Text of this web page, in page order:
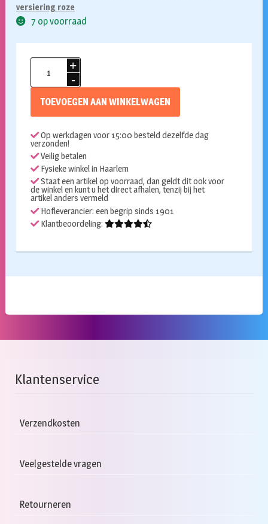
versiering roze
7 op voorraad
Ballonnen
aantal
TOEVOEGEN AAN WINKELWAGEN
Op werkdagen voor 15:00 besteld dezelfde dag
verzonden!
Veilig betalen
Fysieke winkel in Haarlem
Staat een artikel op voorraad, dan geldt dit ook voor
de winkel en kunt u het direct afhalen, tenzij bij het
artikel anders vermeld
Hofleverancier: een begrip sinds 1901
Klantbeoordeling:
Klantenservice
Verzendkosten
Veelgestelde vragen
Retourneren